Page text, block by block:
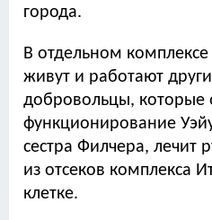
города.
В отдельном
живут и работают
добровольцы, которые
функционирование
сестра Филчера, лечит
из отсеков комплекса
клетке.